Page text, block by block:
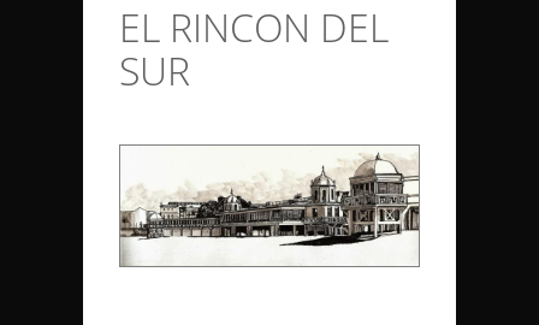
EL RINCON DEL
SUR
CONTACTO
Anterior/Siguiente página